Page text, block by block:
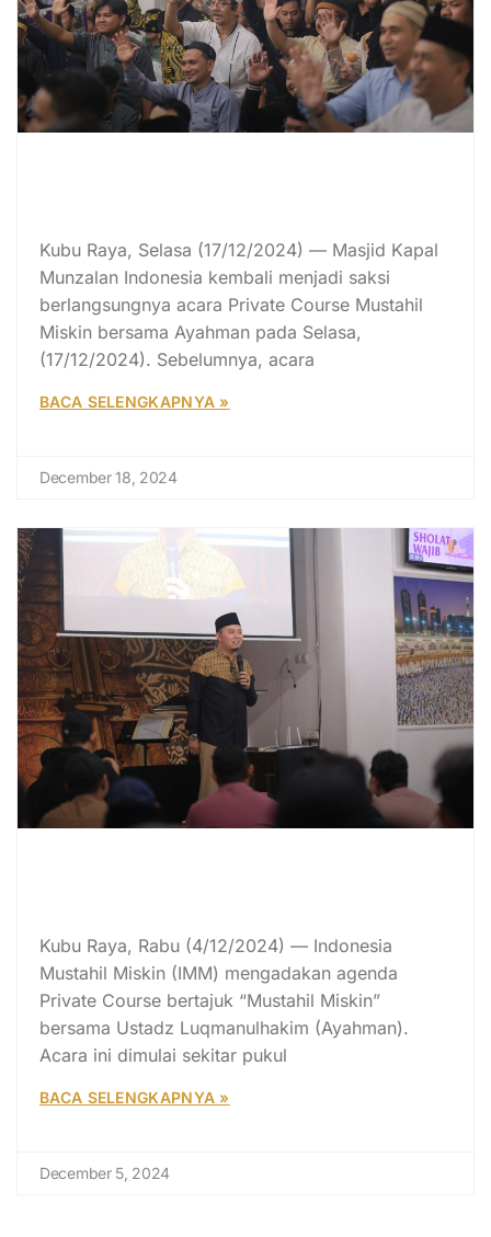
Kubu Raya, Selasa (17/12/2024) — Masjid Kapal
Munzalan Indonesia kembali menjadi saksi
berlangsungnya acara Private Course Mustahil
Miskin bersama Ayahman pada Selasa,
(17/12/2024). Sebelumnya, acara
BACA SELENGKAPNYA »
December 18, 2024
Kubu Raya, Rabu (4/12/2024) — Indonesia
Mustahil Miskin (IMM) mengadakan agenda
Private Course bertajuk “Mustahil Miskin”
bersama Ustadz Luqmanulhakim (Ayahman).
Acara ini dimulai sekitar pukul
BACA SELENGKAPNYA »
December 5, 2024